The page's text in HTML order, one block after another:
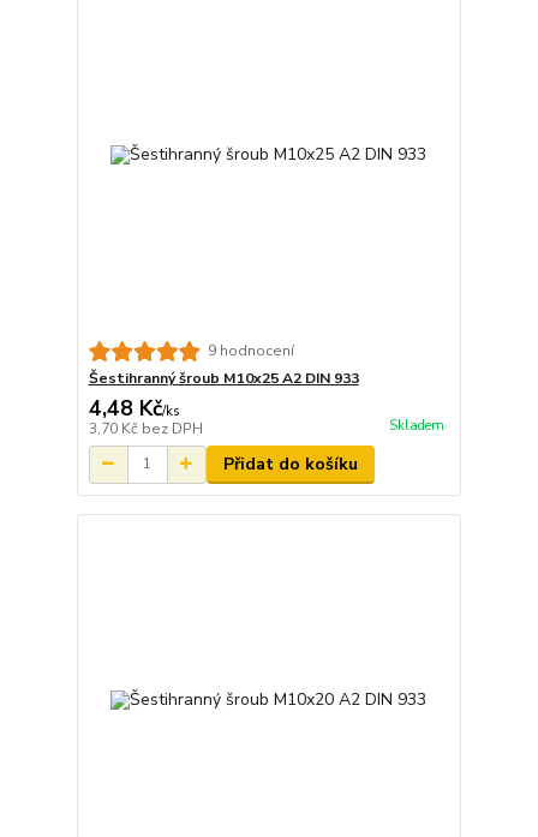
9 hodnocení
Šestihranný šroub M10x25 A2 DIN 933
4,48 Kč/ks
3,70 Kč bez DPH Skladem
Přidat do košíku